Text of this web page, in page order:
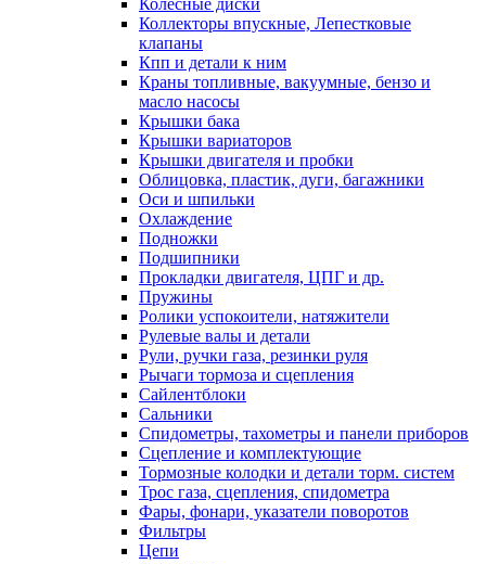
Коллекторы впускные, Лепестковые
клапаны
Кпп и детали к ним
Краны топливные, вакуумные, бензо и
масло насосы
Крышки бака
Крышки вариаторов
Крышки двигателя и пробки
Облицовка, пластик, дуги, багажники
Оси и шпильки
Охлаждение
Подножки
Подшипники
Прокладки двигателя, ЦПГ и др.
Пружины
Ролики успокоители, натяжители
Рулевые валы и детали
Рули, ручки газа, резинки руля
Рычаги тормоза и сцепления
Сайлентблоки
Сальники
Спидометры, тахометры и панели приборов
Сцепление и комплектующие
Тормозные колодки и детали торм. систем
Трос газа, сцепления, спидометра
Фары, фонари, указатели поворотов
Фильтры
Цепи